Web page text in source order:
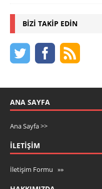
BIZI TAKIP EDIN
ANA SAYFA
Ana Sayfa >>
İLETIŞIM
İletişim Formu »»